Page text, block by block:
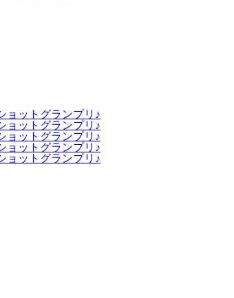
ットグランプリ♪
ットグランプリ♪
ットグランプリ♪
ットグランプリ♪
ットグランプリ♪